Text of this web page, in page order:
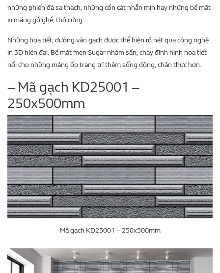
những phiến đá sa thạch, những cồn cát nhẵn mịn hay những bề mặt
xi măng gồ ghề, thô cứng…
Những họa tiết, đường vân gạch được thể hiện rõ nét qua công nghệ
in 3D hiện đại. Bề mặt men Sugar nhám sần, chày định hình họa tiết
nổi cho những mảng ốp trang trí thêm sống động, chân thực hơn.
– Mã gạch KD25001 –
250x500mm
Mã gạch KD25001 – 250x500mm